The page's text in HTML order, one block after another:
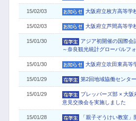
15/02/03 大阪府立枚方高等学
15/02/03 大阪府立芦間高等学
15/01/30
アジア初開催の国際会
～奈良観光統計グローバルフ
15/01/30 大阪府立吹田東高等
15/01/29 第2回地域協働センタ
15/01/29
プレッパーズ部 × 大
意見交換会を実施しました
15/01/28 「親子ぞうけい教室」